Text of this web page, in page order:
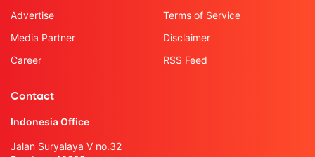
Advertise
Media Partner
Career
Terms of Service
Disclaimer
RSS Feed
Contact
Indonesia Office
Jalan Suryalaya V no.32